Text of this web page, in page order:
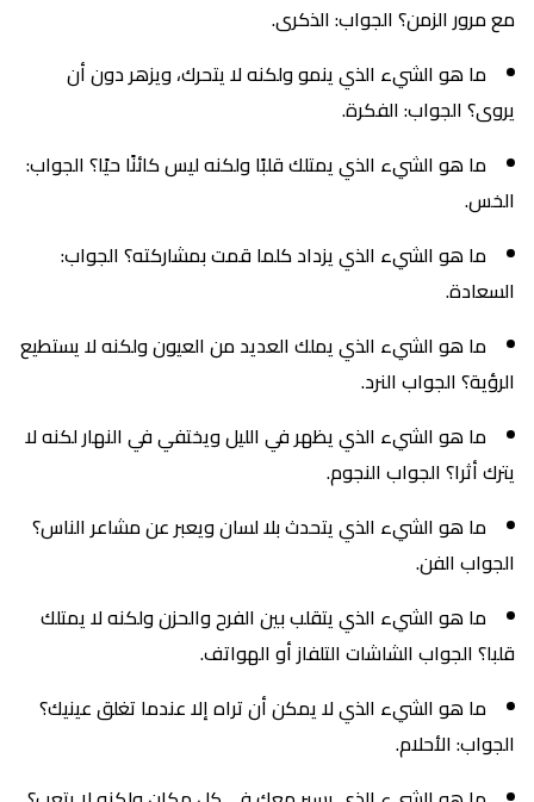
مع مرور الزمن؟ الجواب: الذكرى.
ما هو الشيء الذي ينمو ولكنه لا يتحرك، ويزهر دون أن
يروى؟ الجواب: الفكرة.
ما هو الشيء الذي يمتلك قلبًا ولكنه ليس كائنًا حيًا؟ الجواب:
الخس.
ما هو الشيء الذي يزداد كلما قمت بمشاركته؟ الجواب:
السعادة.
ما هو الشيء الذي يملك العديد من العيون ولكنه لا يستطيع
الرؤية؟ الجواب النرد.
ما هو الشيء الذي يظهر في الليل ويختفي في النهار لكنه لا
يترك أثرا؟ الجواب النجوم.
ما هو الشيء الذي يتحدث بلا لسان ويعبر عن مشاعر الناس؟
الجواب الفن.
ما هو الشيء الذي يتقلب بين الفرح والحزن ولكنه لا يمتلك
قلبا؟ الجواب الشاشات التلفاز أو الهواتف.
ما هو الشيء الذي لا يمكن أن تراه إلا عندما تغلق عينيك؟
الجواب: الأحلام.